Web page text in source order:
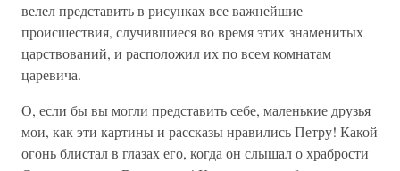
велел представить в рисунках все важнейшие
происшествия, случившиеся во время этих знаменитых
царствований, и расположил их по всем комнатам
царевича.
О, если бы вы могли представить себе, маленькие друзья
мои, как эти картины и рассказы нравились Петру! Какой
огонь блистал в глазах его, когда он слышал о храбрости